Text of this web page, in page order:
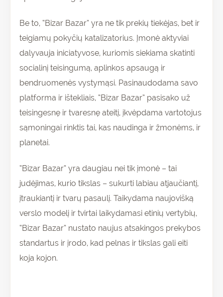
Be to, “Bizar Bazar” yra ne tik prekių tiekėjas, bet ir
teigiamų pokyčių katalizatorius. Įmonė aktyviai
dalyvauja iniciatyvose, kuriomis siekiama skatinti
socialinį teisingumą, aplinkos apsaugą ir
bendruomenės vystymąsi. Pasinaudodama savo
platforma ir ištekliais, “Bizar Bazar” pasisako už
teisingesnę ir tvaresnę ateitį, įkvėpdama vartotojus
sąmoningai rinktis tai, kas naudinga ir žmonėms, ir
planetai.
“Bizar Bazar” yra daugiau nei tik įmonė – tai
judėjimas, kurio tikslas – sukurti labiau atjaučiantį,
įtraukiantį ir tvarų pasaulį. Taikydama naujovišką
verslo modelį ir tvirtai laikydamasi etinių vertybių,
“Bizar Bazar” nustato naujus atsakingos prekybos
standartus ir įrodo, kad pelnas ir tikslas gali eiti
koja kojon.